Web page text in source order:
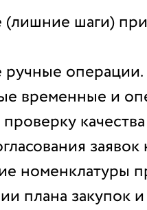
шаги) при
операции.
временные и
номенклатуры
плана закупок